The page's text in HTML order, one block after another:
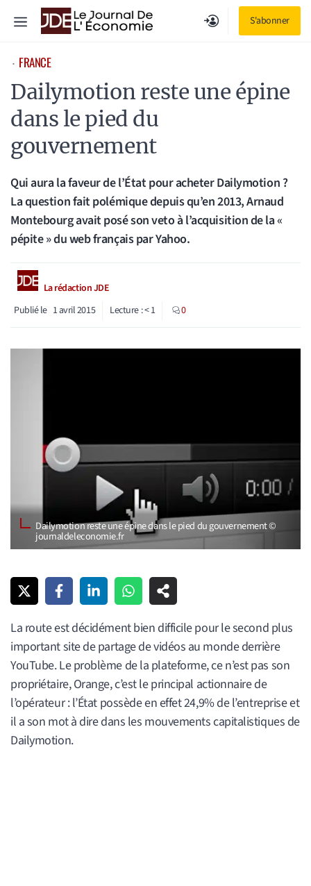
S'abonner
Menu
⋅ FRANCE
Dailymotion reste une épine
dans le pied du
gouvernement
Qui aura la faveur de l’État pour acheter Dailymotion ?
La question fait polémique depuis qu’en 2013, Arnaud
Montebourg avait posé son veto à l’acquisition de la «
pépite » du web français par Yahoo.
La rédaction JDE
Publié le 1 avril 2015 Lecture :< 1 0
Dailymotion reste une épine dans le pied du gouvernement ©
journaldeleconomie.fr
La route est décidément bien difficile pour le second plus
important site de partage de vidéos au monde derrière
YouTube. Le problème de la plateforme, ce n’est pas son
propriétaire, Orange, c’est le principal actionnaire de
l’opérateur : l’État possède en effet 24,9% de l’entreprise et
il a son mot à dire dans les mouvements capitalistiques de
Dailymotion.